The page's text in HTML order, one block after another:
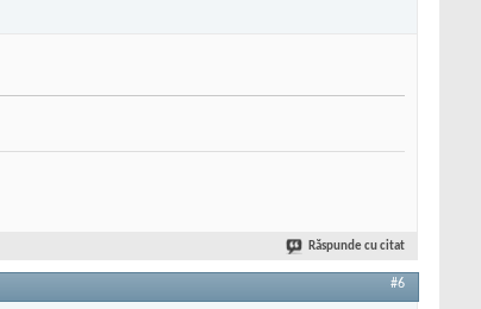
Răspunde cu citat
#6